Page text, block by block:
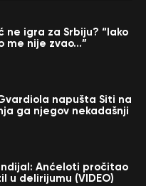
ne igra za Srbiju? “Iako
me nije zvao…”
napušta Siti na
ga njegov nekadašnji
Anćeloti pročitao
u delirijumu (VIDEO)